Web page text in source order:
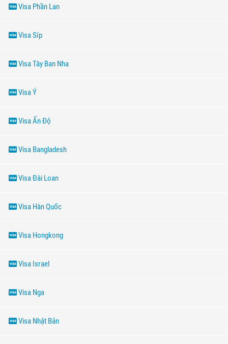
Visa Phần Lan
Visa Síp
Visa Tây Ban Nha
Visa Ý
Visa Ấn Độ
Visa Bangladesh
Visa Đài Loan
Visa Hàn Quốc
Visa Hongkong
Visa Israel
Visa Nga
Visa Nhật Bản